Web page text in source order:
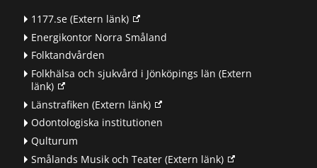
1177.se(Extern länk)
Energikontor Norra Småland
Folktandvården
Folkhälsa och sjukvård i Jönköpings län (Extern
länk)
Länstrafiken (Extern länk)
Odontologiska institutionen
Qulturum
Smålands Musik och Teater(Extern länk)